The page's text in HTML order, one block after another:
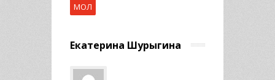
МОЛ
Екатерина Шурыгина